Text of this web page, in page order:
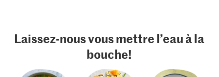
Laissez-nous vous mettre l’eau à la
bouche!